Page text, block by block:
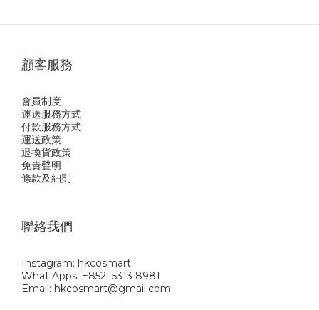
顧客服務
會員制度
運送服務方式
付款服務方式
運送政策
退換貨政策
免責聲明
條款及細則
聯絡我們
Instagram: hkcosmart
What Apps: +852 5313 8981
Email: hkcosmart@gmail.com